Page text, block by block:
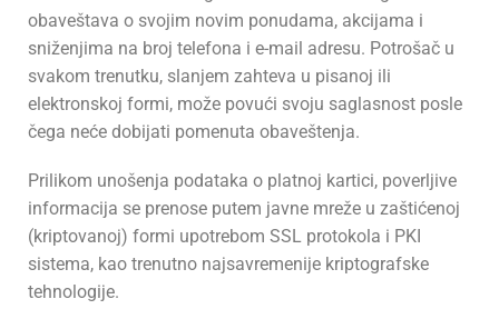
obaveštava o svojim novim ponudama, akcijama i
sniženjima na broj telefona i e-mail adresu. Potrošač u
svakom trenutku, slanjem zahteva u pisanoj ili
elektronskoj formi, može povući svoju saglasnost posle
čega neće dobijati pomenuta obaveštenja.
Prilikom unošenja podataka o platnoj kartici, poverljive
informacija se prenose putem javne mreže u zaštićenoj
(kriptovanoj) formi upotrebom SSL protokola i PKI
sistema, kao trenutno najsavremenije kriptografske
tehnologije.